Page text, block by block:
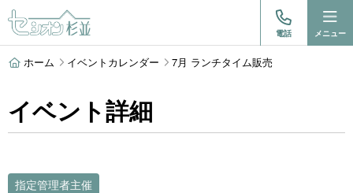
電話 メニュー
ホーム イベントカレンダー 7月 ランチタイム販売
イベント詳細
指定管理者主催